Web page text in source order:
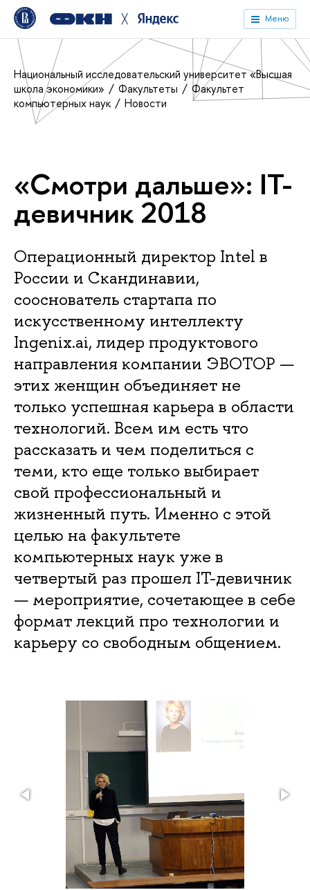
╳ Меню
Национальный исследовательский университет «Высшая
школа экономики»
Факультеты
Факультет
компьютерных наук
Новости
«Смотри дальше»: IT-
девичник 2018
Операционный директор Intel в
России и Скандинавии,
сооснователь стартапа по
искусственному интеллекту
Ingenix.ai, лидер продуктового
направления компании ЭВОТОР —
этих женщин объединяет не
только успешная карьера в области
технологий. Всем им есть что
рассказать и чем поделиться с
теми, кто еще только выбирает
свой профессиональный и
жизненный путь. Именно с этой
целью на факультете
компьютерных наук уже в
четвертый раз прошел IT-девичник
— мероприятие, сочетающее в себе
формат лекций про технологии и
карьеру со свободным общением.